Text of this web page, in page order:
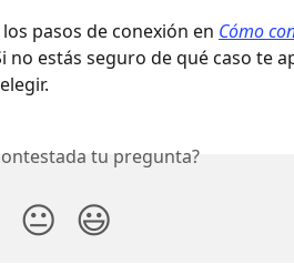
pasos de conexión en Cómo
no estás seguro de qué caso te
tu pregunta?
😐 😃